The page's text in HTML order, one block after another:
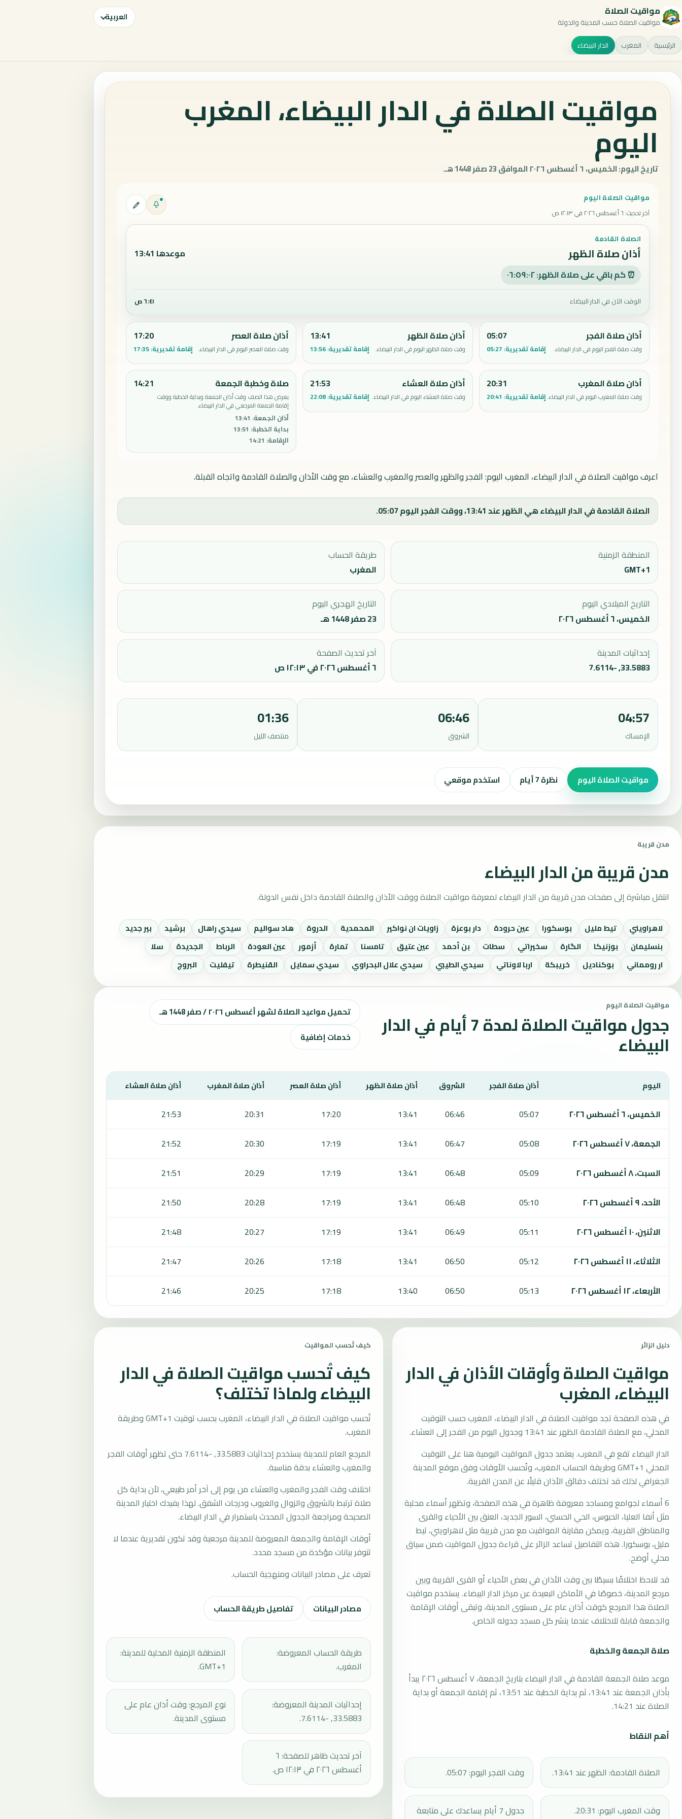
مواقيت الصلاة
مواقيت الصلاة حسب المدينة والدولة العربية
الرئيسية المغرب الدار البيضاء
مواقيت الصلاة في الدار البيضاء، المغرب
اليوم
تاريخ اليوم: الخميس، ٦ أغسطس ٢٠٢٦ الموافق 23 صفر 1448 هـ.
مواقيت الصلاة اليوم
آخر تحديث: ٦ أغسطس ٢٠٢٦ في ١٢:١٣ ص
الصلاة القادمة
أذان صلاة الظهر موعدها 13:41
⏰ كم باقي على صلاة الظهر: ٠٦:٥٩:٠١
الوقت الآن في الدار البيضاء ٦:٤١ ص
أذان صلاة الفجر
وقت صلاة الفجر اليوم في الدار البيضاء.
05:07
إقامة تقديرية: 05:27
أذان صلاة الظهر
وقت صلاة الظهر اليوم في الدار البيضاء.
13:41
إقامة تقديرية:13:56
أذان صلاة العصر
وقت صلاة العصر اليوم في الدار البيضاء.
17:20
إقامة تقديرية:17:35
أذان صلاة المغرب
وقت صلاة المغرب اليوم في الدار البيضاء.
20:31
إقامة تقديرية: 20:41
أذان صلاة العشاء
وقت صلاة العشاء اليوم في الدار البيضاء.
21:53
إقامة تقديرية:22:08
صلاة وخطبة الجمعة
يعرض هذا الصف وقت أذان الجمعة وبداية الخطبة ووقت
إقامة الجمعة المرجعي في الدار البيضاء.
أذان الجمعة:
13:41
بداية الخطبة:
13:51
الإقامة:
14:21
14:21
اعرف مواقيت الصلاة في الدار البيضاء، المغرب اليوم: الفجر والظهر والعصر والمغرب والعشاء، مع وقت الأذان والصلاة القادمة واتجاه القبلة.
الصلاة القادمة في الدار البيضاء هي الظهر عند 13:41، ووقت الفجر اليوم 05:07.
المنطقة الزمنية
GMT+1
طريقة الحساب
المغرب
التاريخ الميلادي اليوم
الخميس، ٦ أغسطس ٢٠٢٦
التاريخ الهجري اليوم
23 صفر 1448 هـ
إحداثيات المدينة
33.5883, -7.6114
آخر تحديث الصفحة
٦ أغسطس ٢٠٢٦ في ١٢:١٣ ص
04:57
الإمساك
06:46
الشروق
01:36
منتصف الليل
مواقيت الصلاة اليوم نظرة 7 أيام استخدم موقعي
مدن قريبة
مدن قريبة من الدار البيضاء
انتقل مباشرة إلى صفحات مدن قريبة من الدار البيضاء لمعرفة مواقيت الصلاة ووقت الأذان والصلاة القادمة داخل نفس الدولة.
لاهراويني تيط مليل بوسكورا عين حرودة دار بوعزة زاويات ان نواكير المحمدية الدروة هاد سواليم سيدي راهال برشيد
بير جديد
بنسليمان
بوزنيكا الگارة سخيراتي سطات بن أحمد عين عتيق تامسنا تمارة أزمور عين العودة الرباط الجديدة
سلا
ار رومماني
بوكناديل خريبكة اربا لاوناتي سيدي الطيبي سيدي علال البحراوي سيدي سمايل القنيطرة تيفليت البروج
مواقيت الصلاة اليوم
جدول مواقيت الصلاة لمدة 7 أيام في الدار
البيضاء
تحميل مواعيد الصلاة لشهر أغسطس ٢٠٢٦ / صفر 1448 هـ
خدمات إضافية
يعرض هذا الجدول مواقيت الصلاة لمدة 7 أيام في الدار البيضاء، بما يشمل الفجر والشروق والظهر والعصر والمغرب والعشاء.
اليوم أذان صلاة الفجر الشروق أذان صلاة الظهر أذان صلاة العصر أذان صلاة المغرب أذان صلاة العشاء
الخميس، ٦ أغسطس ٢٠٢٦ 05:07
06:46
13:41
17:20
20:31
21:53
الجمعة، ٧ أغسطس ٢٠٢٦
05:08
06:47
13:41
17:19
20:30
21:52
السبت، ٨ أغسطس ٢٠٢٦
05:09
06:48
13:41
17:19
20:29
21:51
الأحد، ٩ أغسطس ٢٠٢٦
05:10
06:48
13:41
17:19
20:28
21:50
الاثنين، ١٠ أغسطس ٢٠٢٦
05:11
06:49
13:41
17:19
20:27
21:48
الثلاثاء، ١١ أغسطس ٢٠٢٦
05:12
06:50
13:41
17:18
20:26
21:47
الأربعاء، ١٢ أغسطس ٢٠٢٦
05:13
06:50
13:40
17:18
20:25
21:46
دليل الزائر
مواقيت الصلاة وأوقات الأذان في الدار
البيضاء، المغرب
في هذه الصفحة تجد مواقيت الصلاة في الدار البيضاء، المغرب حسب التوقيت
المحلي، مع الصلاة القادمة الظهر عند 13:41 وجدول اليوم من الفجر إلى العشاء.
الدار البيضاء تقع في المغرب. يعتمد جدول المواقيت اليومية هنا على التوقيت
المحلي GMT+1 وطريقة الحساب المغرب، وتُحسب الأوقات وفق موقع المدينة
الجغرافي لذلك قد تختلف دقائق الأذان قليلًا عن المدن القريبة.
6 أسماء لجوامع ومساجد معروفة ظاهرة في هذه الصفحة، وتظهر أسماء محلية
مثل أنفا العليا، الحبوس، الحي الحسني، السور الجديد، العنق بين الأحياء والقرى
والمناطق القريبة، ويمكن مقارنة المواقيت مع مدن قريبة مثل لاهراويني، تيط
مليل، بوسكورا. هذه التفاصيل تساعد الزائر على قراءة جدول المواقيت ضمن سياق
محلي أوضح.
قد تلاحظ اختلافًا بسيطًا بين وقت الأذان في بعض الأحياء أو القرى القريبة وبين
مرجع المدينة، خصوصًا في الأماكن البعيدة عن مركز الدار البيضاء. يستخدم مواقيت
الصلاة هذا المرجع كوقت أذان عام على مستوى المدينة، وتبقى أوقات الإقامة
والجمعة قابلة للاختلاف عندما ينشر كل مسجد جدوله الخاص.
صلاة الجمعة والخطبة
موعد صلاة الجمعة القادمة في الدار البيضاء بتاريخ الجمعة، ٧ أغسطس ٢٠٢٦ يبدأ
بأذان الجمعة عند 13:41، ثم بداية الخطبة عند 13:51، ثم إقامة الجمعة أو بداية
الصلاة عند 14:21.
أهم النقاط
الصلاة القادمة: الظهر عند 13:41. وقت الفجر اليوم: 05:07.
وقت المغرب اليوم: 20:31.
جدول 7 أيام يساعدك على متابعة
كيف تُحسب المواقيت
كيف تُحسب مواقيت الصلاة في الدار
البيضاء ولماذا تختلف؟
تُحسب مواقيت الصلاة في الدار البيضاء، المغرب بحسب توقيت GMT+1 وطريقة
المغرب.
المرجع العام للمدينة يستخدم إحداثيات 33.5883, -7.6114 حتى تظهر أوقات الفجر
والمغرب والعشاء بدقة مناسبة.
اختلاف وقت الفجر والمغرب والعشاء من يوم إلى آخر أمر طبيعي، لأن بداية كل
صلاة ترتبط بالشروق والزوال والغروب ودرجات الشفق. لهذا يفيدك اختيار المدينة
الصحيحة ومراجعة الجدول المحدث باستمرار في الدار البيضاء.
أوقات الإقامة والجمعة المعروضة للمدينة مرجعية وقد تكون تقديرية عندما لا
تتوفر بيانات مؤكدة من مسجد محدد.
تعرف على مصادر البيانات ومنهجية الحساب.
مصادر البيانات تفاصيل طريقة الحساب
طريقة الحساب المعروضة:
المغرب.
المنطقة الزمنية المحلية للمدينة:
GMT+1.
إحداثيات المدينة المعروضة:
33.5883, -7.6114.
نوع المرجع: وقت أذان عام على
مستوى المدينة.
آخر تحديث ظاهر للصفحة: ٦
أغسطس ٢٠٢٦ في ١٢:١٣ ص.